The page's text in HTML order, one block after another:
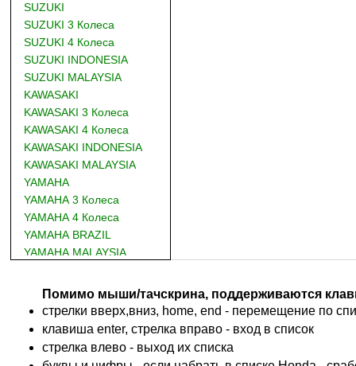
SUZUKI
SUZUKI 3 Колеса
SUZUKI 4 Колеса
SUZUKI INDONESIA
SUZUKI MALAYSIA
KAWASAKI
KAWASAKI 3 Колеса
KAWASAKI 4 Колеса
KAWASAKI INDONESIA
KAWASAKI MALAYSIA
YAMAHA
YAMAHA 3 Колеса
YAMAHA 4 Колеса
YAMAHA BRAZIL
YAMAHA MALAYSIA
BMW
KTM
ADIVA
Помимо мыши/тачскрина, поддерживаются
стрелки вверх,вниз, home, end - перемещение по
клавиша enter, стрелка вправо - вход в список
cтрелка влево - выход их списка